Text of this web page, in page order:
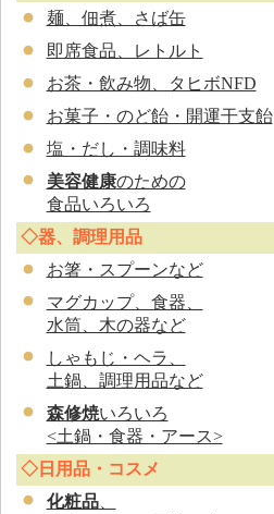
麺、佃煮、さば缶
即席食品、レトルト
お茶・飲み物、タヒボNFD
お菓子・のど飴・開運干支飴
塩・だし・調味料
美容健康のための
食品いろいろ
◇器、調理用品
お箸・スプーンなど
マグカップ、食器、
水筒、木の器など
しゃもじ・ヘラ、
土鍋、調理用品など
森修焼いろいろ
<土鍋・食器・アース>
◇日用品・コスメ
化粧品、